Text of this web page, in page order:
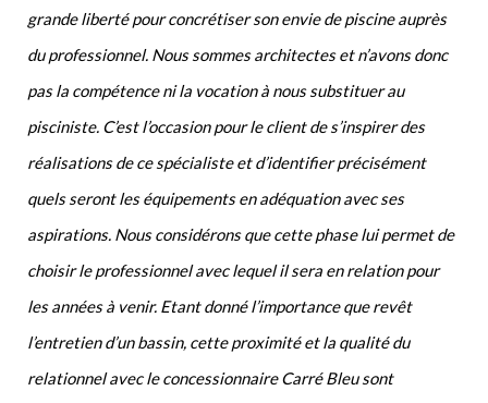
grande liberté pour concrétiser son envie de piscine auprès
du professionnel. Nous sommes architectes et n’avons donc
pas la compétence ni la vocation à nous substituer au
pisciniste. C’est l’occasion pour le client de s’inspirer des
réalisations de ce spécialiste et d’identifier précisément
quels seront les équipements en adéquation avec ses
aspirations. Nous considérons que cette phase lui permet de
choisir le professionnel avec lequel il sera en relation pour
les années à venir. Etant donné l’importance que revêt
l’entretien d’un bassin, cette proximité et la qualité du
relationnel avec le concessionnaire Carré Bleu sont